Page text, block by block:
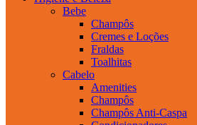
Bebe
Champôs
Cremes e Loções
Fraldas
Toalhitas
Cabelo
Amenities
Champôs
Champôs Anti-Caspa